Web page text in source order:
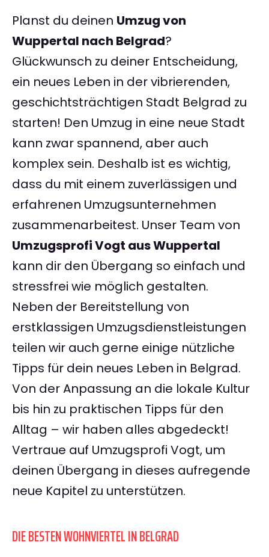
Planst du deinen Umzug von
Wuppertal nach Belgrad?
Glückwunsch zu deiner Entscheidung,
ein neues Leben in der vibrierenden,
geschichtsträchtigen Stadt Belgrad zu
starten! Den Umzug in eine neue Stadt
kann zwar spannend, aber auch
komplex sein. Deshalb ist es wichtig,
dass du mit einem zuverlässigen und
erfahrenen Umzugsunternehmen
zusammenarbeitest. Unser Team von
Umzugsprofi Vogt aus Wuppertal
kann dir den Übergang so einfach und
stressfrei wie möglich gestalten.
Neben der Bereitstellung von
erstklassigen Umzugsdienstleistungen
teilen wir auch gerne einige nützliche
Tipps für dein neues Leben in Belgrad.
Von der Anpassung an die lokale Kultur
bis hin zu praktischen Tipps für den
Alltag – wir haben alles abgedeckt!
Vertraue auf Umzugsprofi Vogt, um
deinen Übergang in dieses aufregende
neue Kapitel zu unterstützen.
DIE BESTEN WOHNVIERTEL IN BELGRAD